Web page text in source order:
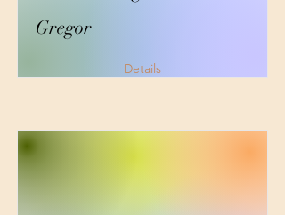
Gregor
Details